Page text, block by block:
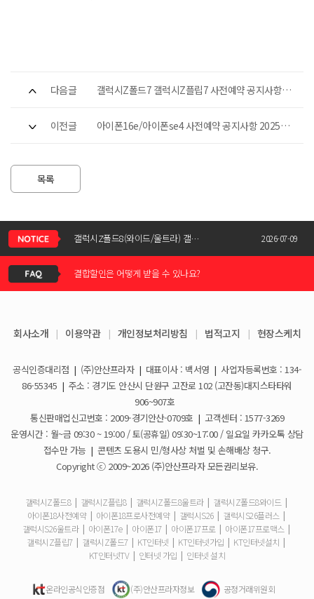
다음글
갤럭시Z폴드7 갤럭시Z플립7 사전예약 공지사항
이전글
아이폰16e/아이폰se4 사전예약 공지사항 2025-
목록
갤럭시Z폴드8(와이드/울트라) 갤럭시Z플립8 사전예약 공지사항 2026-07-09
KT스토어 공식 신청서 작성 관련 자주 묻는 질문
아이폰17e 사전예약 공지사항
갤럭시S26 사전예약 공지사항
신청서 조회는 어떻게 하나요?
결합할인은 어떻게 받을 수 있나요?
휴대폰 일시불로 구매도 가능한가요?
요금제 변경은 언제할 수 있나요?
더블할인카드는 어떻게 등록 하나요?
휴대폰 구매 후 불량이면 어떻게 하나요?
ESIM 발급 방법은 어떻게 되나요?
유심은 새로 구매해야 하나요?
사은품은 핸드폰과 같이 보내주시나요?
회사소개 | 이용약관 | 개인정보처리방침 | 법적고지 | 현장스케치
공식인증대리점 | (주)안산프라자 | 대표이사 : 백서영 | 사업자등록번호 : 134-
86-55345 | 주소 : 경기도 안산시 단원구 고잔로 102 (고잔동)대지스타타워
906~907호
통신판매업신고번호 : 2009-경기안산-0709호 | 고객센터 : 1577-3269
운영시간 : 월~금 09:30 ~ 19:00 / 토(공휴일) 09:30~17:00 / 일요일 카카오톡 상담
접수만 가능 | 콘텐츠 도용시 민/형사상 처벌 및 손해배상 청구.
Copyright ⓒ 2009~2026 (주)안산프라자 모든권리보유.
갤럭시Z폴드8 | 갤럭시Z플립8 | 갤럭시Z폴드8울트라 | 갤럭시Z폴드8와이드 |
아이폰18사전예약 | 아이폰18프로사전예약 | 갤럭시S26 | 갤럭시S26플러스 |
갤럭시S26울트라 | 아이폰17e | 아이폰17 | 아이폰17프로 | 아이폰17프로맥스 |
갤럭시Z플립7 | 갤럭시Z폴드7 | KT인터넷 | KT인터넷가입 | KT인터넷설치 |
KT인터넷TV | 인터넷 가입 | 인터넷 설치
온라인공식인증점 (주)안산프라자정보 공정거래위원회